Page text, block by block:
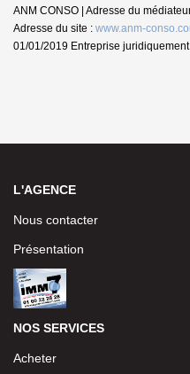
ANM CONSO | Adresse du
Adresse du site : www.anm-
01/01/2019 Entreprise
L'AGENCE
Nous contacter
Présentation
NOS SERVICES
Acheter